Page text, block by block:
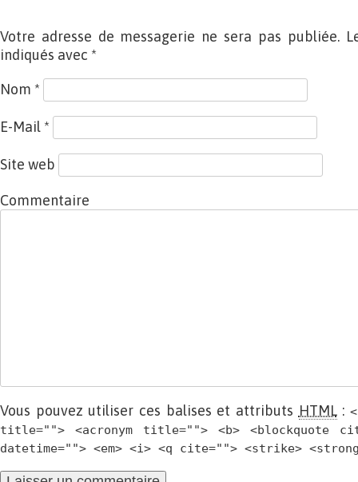
Votre adresse de messagerie ne sera pas publiée.
indiqués avec *
Nom *
E-Mail *
Site web
Commentaire
Vous pouvez utiliser ces balises et attributs HTML:
title=""> <acronym title=""> <b> <blockquote
datetime=""> <em> <i> <q cite=""> <strike>